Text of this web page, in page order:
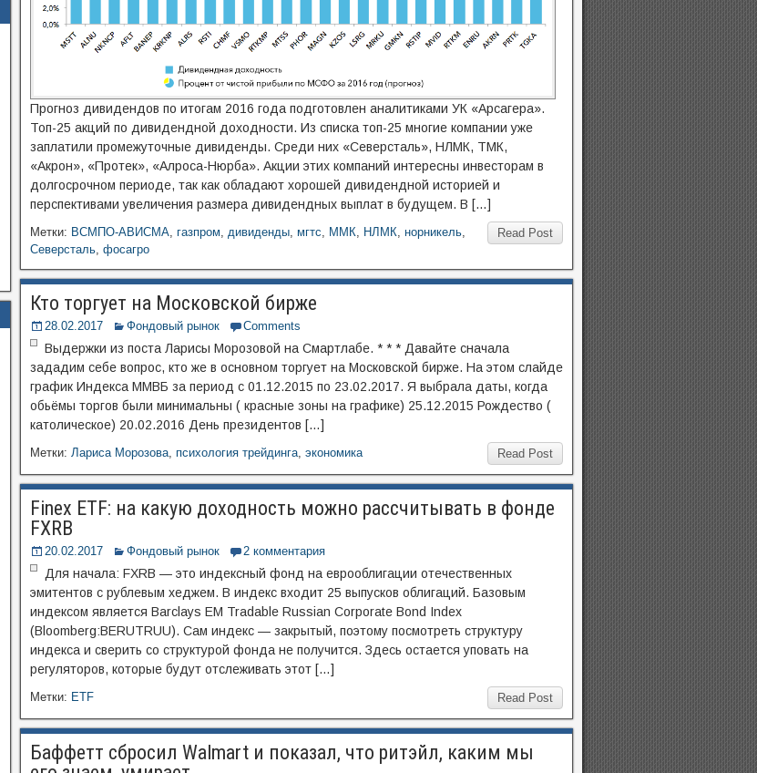
Прогноз дивидендов по итогам 2016 года подготовлен аналитиками УК «Арсагера».
Топ-25 акций по дивидендной доходности. Из списка топ-25 многие компании уже
заплатили промежуточные дивиденды. Среди них «Северсталь», НЛМК, ТМК,
«Акрон», «Протек», «Алроса-Нюрба». Акции этих компаний интересны инвесторам в
долгосрочном периоде, так как обладают хорошей дивидендной историей и
перспективами увеличения размера дивидендных выплат в будущем. В […]
Read Post
Метки: ВСМПО-АВИСМА, газпром, дивиденды, мгтс, ММК, НЛМК, норникель,
Северсталь, фосагро
Кто торгует на Московской бирже
28.02.2017 Фондовый рынок Comments
Выдержки из поста Ларисы Морозовой на Смартлабе. * * * Давайте сначала
зададим себе вопрос, кто же в основном торгует на Московской бирже. На этом слайде
график Индекса ММВБ за период с 01.12.2015 по 23.02.2017. Я выбрала даты, когда
обьёмы торгов были минимальны ( красные зоны на графике) 25.12.2015 Рождество (
католическое) 20.02.2016 День президентов […]
Read Post
Метки: Лариса Морозова, психология трейдинга, экономика
Finex ETF: на какую доходность можно рассчитывать в фонде
FXRB
20.02.2017 Фондовый рынок 2 комментария
Для начала: FXRB — это индексный фонд на еврооблигации отечественных
эмитентов с рублевым хеджем. В индекс входит 25 выпусков облигаций. Базовым
индексом является Barclays EM Tradable Russian Corporate Bond Index
(Bloomberg:BERUTRUU). Сам индекс — закрытый, поэтому посмотреть структуру
индекса и сверить со структурой фонда не получится. Здесь остается уповать на
регуляторов, которые будут отслеживать этот […]
Read Post
Метки: ETF
Баффетт сбросил Walmart и показал, что ритэйл, каким мы